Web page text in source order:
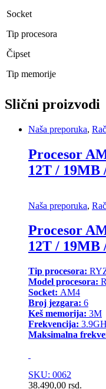
Socket
Tip procesora
Čipset
Tip memorije
Slični proizvodi
Naša preporuka,
Procesor
12T / 19MB
Naša preporuka,
Procesor
12T / 19MB
Tip procesora:
Model procesora:
Socket: AM4
Broj jezgara: 6
Keš memorija: 3M
Frekvencija:
Maksimalna
SKU: 0062
38.490,00 rsd.